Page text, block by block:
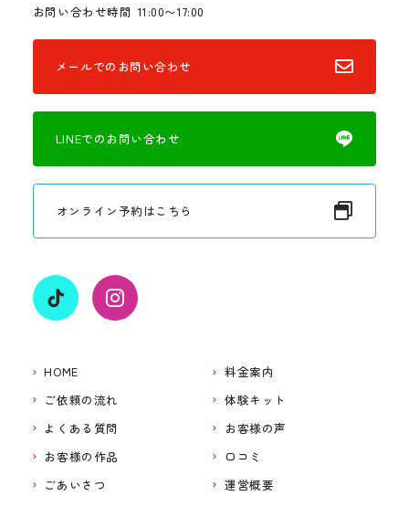
お問い合わせ時間 11:00〜17:00
メールでのお問い合わせ
LINEでのお問い合わせ
オンライン予約はこちら
HOME
料金案内
ご依頼の流れ
体験キット
よくある質問
お客様の声
お客様の作品
口コミ
ごあいさつ
運営概要